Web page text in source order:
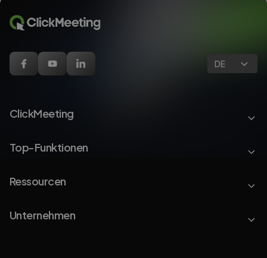
DE
ClickMeeting
Top-Funktionen
Ressourcen
Unternehmen